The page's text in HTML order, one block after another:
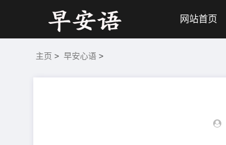
网站首页
主页 > 早安心语 >